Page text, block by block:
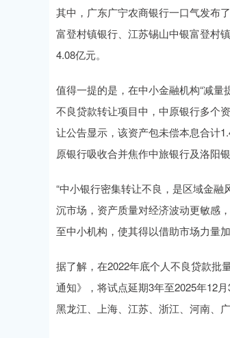
其中，广东广宁农商银行一口气发布
富登村镇银行、江苏锡山中银富登村
4.08亿元。
值得一提的是，在中小金融机构“减
不良贷款转让项目中，中原银行多个
让公告显示，该资产包未偿本息合计
原银行吸收合并焦作中旅银行及洛阳
“中小银行密集转让不良，是区域金
沉市场，资产质量对经济波动更敏感
至中小机构，使其得以借助市场力量加
据了解，在2022年底个人不良贷款批
通知》，将试点延期3年至2025年12
黑龙江、上海、江苏、浙江、河南、